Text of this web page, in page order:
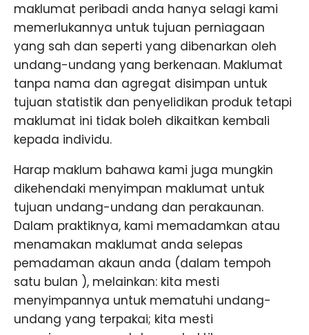
maklumat peribadi anda hanya selagi kami
memerlukannya untuk tujuan perniagaan
yang sah dan seperti yang dibenarkan oleh
undang-undang yang berkenaan. Maklumat
tanpa nama dan agregat disimpan untuk
tujuan statistik dan penyelidikan produk tetapi
maklumat ini tidak boleh dikaitkan kembali
kepada individu.
Harap maklum bahawa kami juga mungkin
dikehendaki menyimpan maklumat untuk
tujuan undang-undang dan perakaunan.
Dalam praktiknya, kami memadamkan atau
menamakan maklumat anda selepas
pemadaman akaun anda (dalam tempoh
satu bulan ), melainkan: kita mesti
menyimpannya untuk mematuhi undang-
undang yang terpakai; kita mesti